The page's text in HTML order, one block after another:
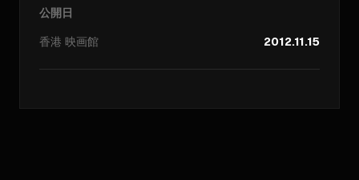
公開日
香港 映画館 2012.11.15